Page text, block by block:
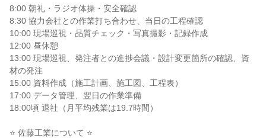
8:00 朝礼・ラジオ体操・安全確認
8:30 協力会社との作業打ち合わせ、当日の工程確認
10:00 現場巡視・品質チェック・写真撮影・記録作成
12:00 昼休憩
13:00 現場巡視、発注者との進捗会議・設計変更箇所の確認、資
材の発注
15:00 資料作成（施工計画、施工図、工程表）
17:00 データ管理、翌日の作業準備
18:00頃 退社（月平均残業は19.7時間）
⭐ 佐藤工業について ⭐